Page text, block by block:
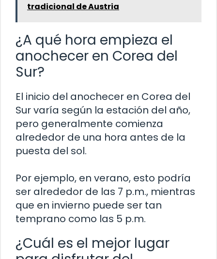
tradicional de Austria
¿A qué hora empieza el
anochecer en Corea del
Sur?
El inicio del anochecer en Corea del
Sur varía según la estación del año,
pero generalmente comienza
alrededor de una hora antes de la
puesta del sol.
Por ejemplo, en verano, esto podría
ser alrededor de las 7 p.m., mientras
que en invierno puede ser tan
temprano como las 5 p.m.
¿Cuál es el mejor lugar